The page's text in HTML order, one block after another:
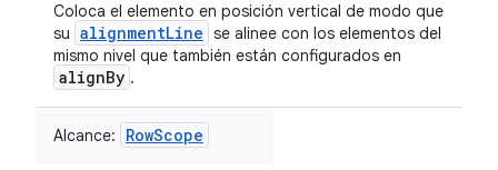
Coloca el elemento en posición vertical de modo que
su alignmentLine se alinee con los elementos del
mismo nivel que también están configurados en
alignBy .
Alcance: RowScope